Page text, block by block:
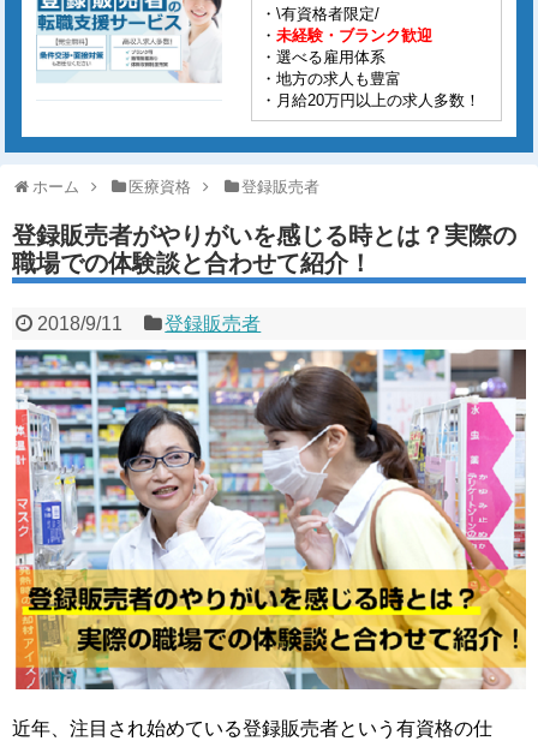
・\有資格者限定/
・未経験・ブランク歓迎
・選べる雇用体系
・地方の求人も豊富
・月給20万円以上の求人多数！
ホーム 医療資格 登録販売者
登録販売者がやりがいを感じる時とは？実際の
職場での体験談と合わせて紹介！
2018/9/11 登録販売者
近年、注目され始めている登録販売者という有資格の仕